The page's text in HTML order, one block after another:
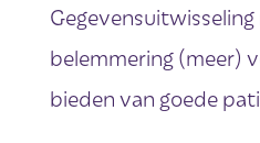
belemmering (meer)
bieden van goede